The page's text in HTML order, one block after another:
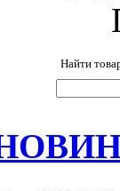
Найти